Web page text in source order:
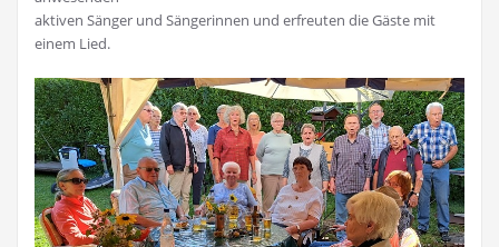
aktiven Sänger und Sängerinnen und erfreuten die Gäste mit
einem Lied.